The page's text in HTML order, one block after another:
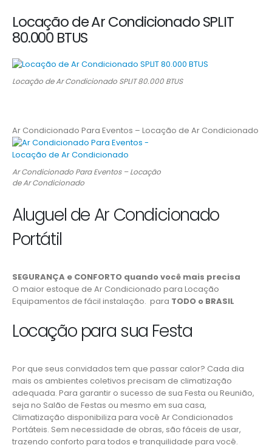
Locação de Ar Condicionado SPLIT
80.000 BTUS
Locação de Ar Condicionado SPLIT 80.000 BTUS
Ar Condicionado Para Eventos – Locação de Ar Condicionado
Ar Condicionado Para Eventos – Locação
de Ar Condicionado
Aluguel de Ar Condicionado
Portátil
SEGURANÇA e CONFORTO quando você mais precisa
O maior estoque de Ar Condicionado para Locação
Equipamentos de fácil instalação. para TODO o BRASIL
Locação para sua Festa
Por que seus convidados tem que passar calor? Cada dia
mais os ambientes coletivos precisam de climatização
adequada. Para garantir o sucesso de sua Festa ou Reunião,
seja no Salão de Festas ou mesmo em sua casa,
Climatização disponibiliza para você Ar Condicionados
Portáteis. Sem necessidade de obras, são fáceis de usar,
trazendo conforto para todos e tranquilidade para você.